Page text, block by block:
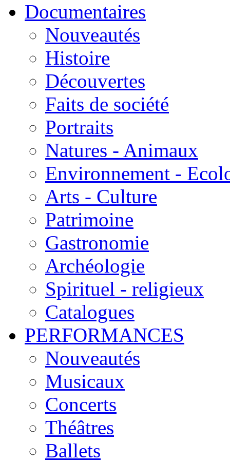
Documentaires
Nouveautés
Histoire
Découvertes
Faits de société
Portraits
Natures - Animaux
Environnement -
Arts - Culture
Patrimoine
Gastronomie
Archéologie
Spirituel - religieux
Catalogues
PERFORMANCES
Nouveautés
Musicaux
Concerts
Théâtres
Ballets